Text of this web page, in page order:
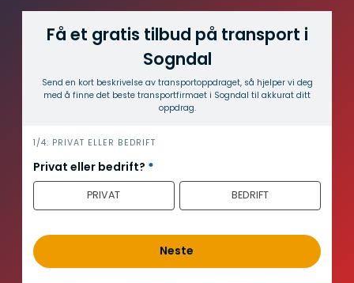
Få et gratis tilbud på transport i
Sogndal
Send en kort beskrivelse av transport­oppdraget, så hjelper vi deg
med å finne det beste transport­firmaet i Sogndal til akkurat ditt
oppdrag.
i
n
n
o
d
1/4: PRIVAT ELLER BEDRIFT
Privat eller bedrift? *
PRIVAT BEDRIFT
Neste